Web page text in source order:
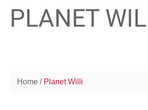
PLANET
Home Planet Willi